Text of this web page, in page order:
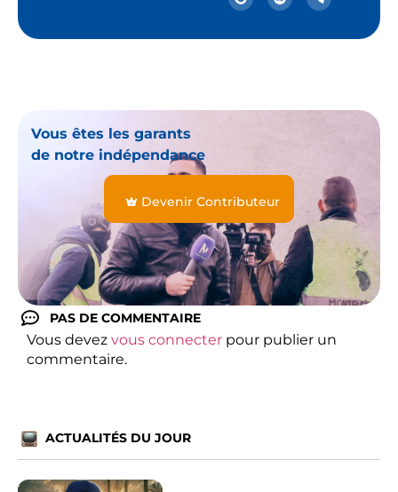
Vous êtes les garants
de notre indépendance
Devenir Contributeur
PAS DE COMMENTAIRE
Vous devez vous connecter pour publier un
commentaire.
ACTUALITÉS DU JOUR